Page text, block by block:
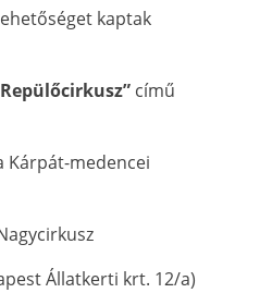
kaptak
című
Kárpát-medencei
krt. 12/a)